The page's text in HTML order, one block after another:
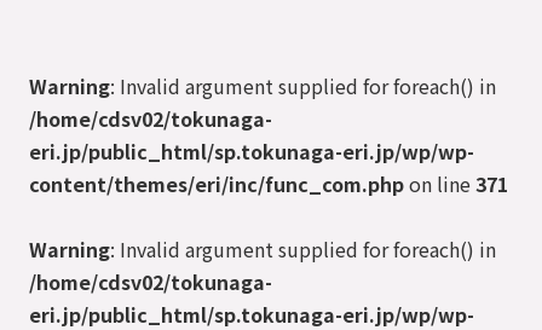
Warning: Invalid argument supplied for foreach() in
/home/cdsv02/tokunaga-
eri.jp/public_html/sp.tokunaga-eri.jp/wp/wp-
content/themes/eri/inc/func_com.phpon line371
Warning: Invalid argument supplied for foreach() in
/home/cdsv02/tokunaga-
eri.jp/public_html/sp.tokunaga-eri.jp/wp/wp-